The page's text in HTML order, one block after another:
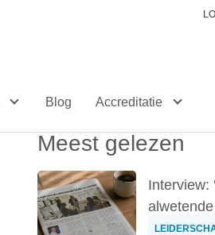
Blog Accreditatie
Meest gelezen
Interview: